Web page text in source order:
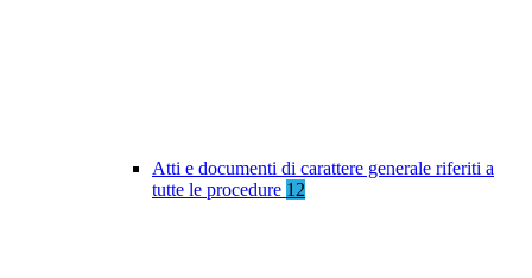
Atti e documenti di carattere generale riferiti a
tutte le procedure 12